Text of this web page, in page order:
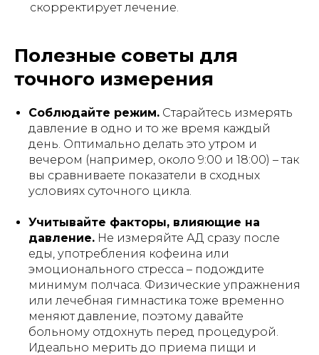
скорректирует лечение.
Полезные советы для
точного измерения
Соблюдайте режим. Старайтесь измерять
давление в одно и то же время каждый
день. Оптимально делать это утром и
вечером (например, около 9:00 и 18:00) – так
вы сравниваете показатели в сходных
условиях суточного цикла.
Учитывайте факторы, влияющие на
давление. Не измеряйте АД сразу после
еды, употребления кофеина или
эмоционального стресса – подождите
минимум полчаса​. Физические упражнения
или лечебная гимнастика тоже временно
меняют давление, поэтому давайте
больному отдохнуть перед процедурой.
Идеально мерить до приема пищи и